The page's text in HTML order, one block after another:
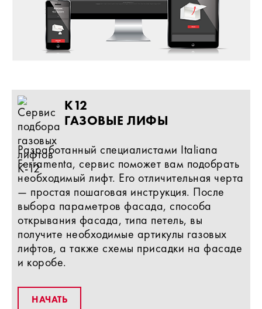
K12
ГАЗОВЫЕ ЛИФЫ
Разработанный специалистами Italiana
Ferramenta, сервис поможет вам подобрать
необходимый лифт. Его отличительная черта
— простая пошаговая инструкция. После
выбора параметров фасада, способа
открывания фасада, типа петель, вы
получите необходимые артикулы газовых
лифтов, а также схемы присадки на фасаде
и коробе.
НАЧАТЬ